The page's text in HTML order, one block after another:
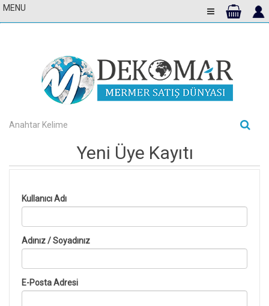
MENU Toggle
Yeni Üye Kayıtı
Kullanıcı Adı
Adınız / Soyadınız
E-Posta Adresi